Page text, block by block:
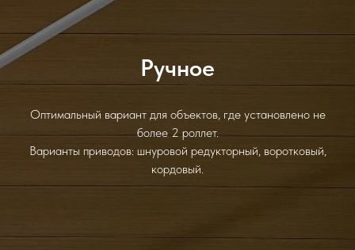
Ручное
Оптимальный вариант для объектов, где установлено не
более 2 роллет.
Варианты приводов: шнуровой редукторный, воротковый,
кордовый.